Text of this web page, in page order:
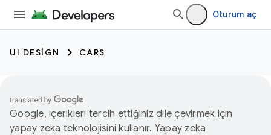
Oturum aç
UI DESIGN CARS
Google, içerikleri tercih ettiğiniz dile çevirmek için
yapay zeka teknolojisini kullanır. Yapay zeka